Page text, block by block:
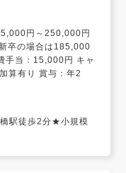
円～250,000円
卒の場合は185,000
手当：15,000円 キャ
算有り 賞与：年2
駅徒歩2分★小規模